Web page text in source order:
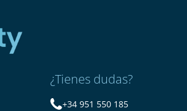
¿Tienes dudas?
+34 951 550 185